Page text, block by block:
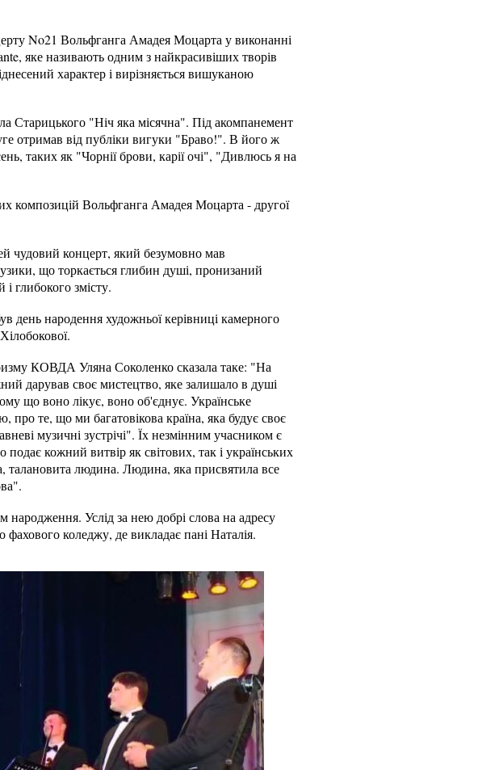
No21 Вольфганга Амадея Моцарта у виконанні
яке називають одним з найкрасивіших творів
характер і вирізняється вишуканою
Старицького "Ніч яка місячна". Під акомпанемент
отримав від публіки вигуки "Браво!". В його ж
таких як "Чорнії брови, карії очі", "Дивлюсь я на
композицій Вольфганга Амадея Моцарта - другої
чудовий концерт, який безумовно мав
що торкається глибин душі, пронизаний
глибокого змісту.
день народення художньої керівниці камерного
КОВДА Уляна Соколенко сказала таке: "На
дарував своє мистецтво, яке залишало в душі
що воно лікує, воно об'єднує. Українське
те, що ми багатовікова країна, яка будує своє
музичні зустрічі". Їх незмінним учасником є
кожний витвір як світових, так і українських
талановита людина. Людина, яка присвятила все
Услід за нею добрі слова на адресу
коледжу, де викладає пані Наталія.